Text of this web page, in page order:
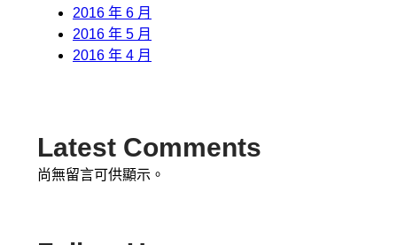
2016 年 6 月
2016 年 5 月
2016 年 4 月
Latest Comments
尚無留言可供顯示。